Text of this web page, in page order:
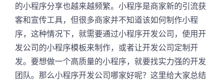
的小程序分享也越来越频繁。小程序是商家新的引流获
客和宣传工具，但很多商家并不知道该如何制作小程
序，这种情况下，就需要通过小程序开发公司，使用开
发公司的小程序模板来制作，或者让开发公司定制开
发。要想做一个高质量的小程序，就要找实力强的开发
团队。那么小程序开发公司哪家好呢？这里给大家总结